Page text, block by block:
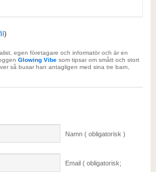
)
egen företagare och informatör och är en
Glowing Vibesom tipsar om smått och stort
så busar han antagligen med sina tre barn,
Namn ( obligatorisk )
Email ( obligatorisk;